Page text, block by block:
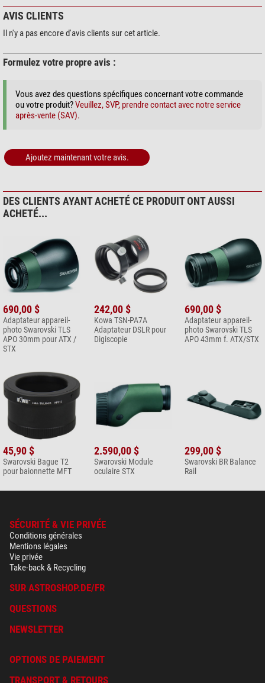
1,90 $*
Entretien & Nettoyage > Autre (2)
6,90 $*
+ Afficher plus d'accessoires dans cette catégorie: 1
AVIS CLIENTS
Il n'y a pas encore d'avis clients sur cet article.
Formulez votre propre avis :
Vous avez des questions spécifiques concernant votre commande
ou votre produit?Veuillez, SVP, prendre contact avec notre service
après-vente (SAV).
Ajoutez maintenant votre avis.
DES CLIENTS AYANT ACHETÉ CE PRODUIT ONT AUSSI
ACHETÉ...
690,00 $
Adaptateur appareil-
photo Swarovski TLS
APO 30mm pour ATX /
STX
242,00 $
Kowa TSN-PA7A
Adaptateur DSLR pour
Digiscopie
690,00 $
Adaptateur appareil-
photo Swarovski TLS
APO 43mm f. ATX/STX
45,90 $
Swarovski Bague T2
pour baionnette MFT
2.590,00 $
Swarovski Module
oculaire STX
299,00 $
Swarovski BR Balance
Rail
SÉCURITÉ & VIE PRIVÉE
Conditions générales
Mentions légales
Vie privée
Take-back & Recycling
SUR ASTROSHOP.DE/FR
QUESTIONS
NEWSLETTER
OPTIONS DE PAIEMENT
TRANSPORT & RETOURS